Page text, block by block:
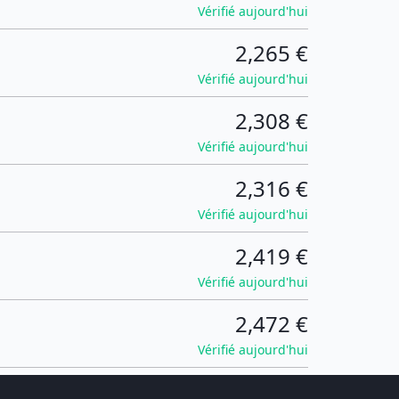
Vérifié aujourd'hui
2,265 €
Vérifié aujourd'hui
2,308 €
Vérifié aujourd'hui
2,316 €
Vérifié aujourd'hui
2,419 €
Vérifié aujourd'hui
2,472 €
Vérifié aujourd'hui